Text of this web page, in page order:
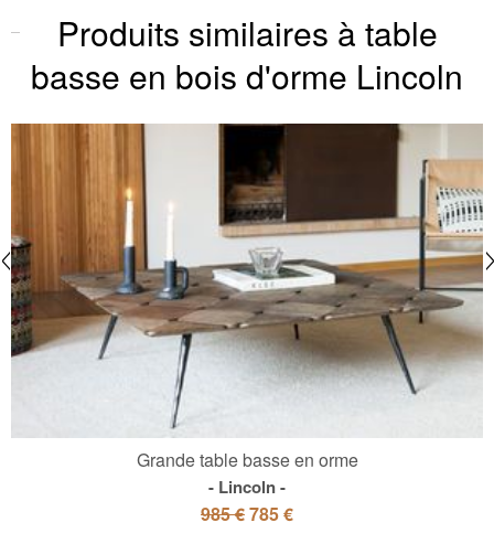
Produits similaires à table
basse en bois d'orme Lincoln
Grande table basse en orme
Lincoln
985 €785 €